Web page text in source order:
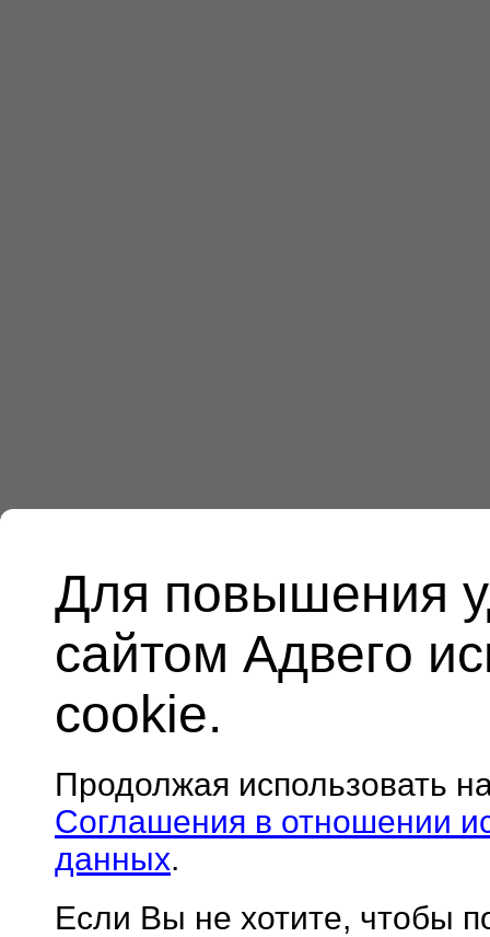
Для повышения
сайтом Адвего
cookie.
Продолжая использовать
Соглашения в отношении
данных.
Если Вы не хотите, чтобы